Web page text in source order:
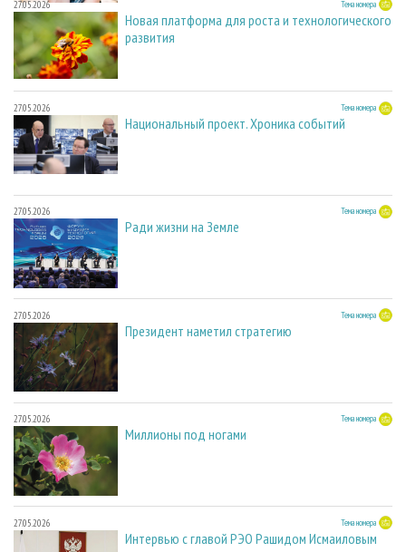
27.05.2026 Тема номера
Новая платформа для роста и технологического
развития
27.05.2026 Тема номера
Национальный проект. Хроника событий
27.05.2026 Тема номера
Ради жизни на Земле
27.05.2026 Тема номера
Президент наметил стратегию
27.05.2026 Тема номера
Миллионы под ногами
27.05.2026 Тема номера
Интервью с главой РЭО Рашидом Исмаиловым